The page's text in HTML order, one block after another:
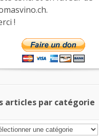
!
articles par catégorie